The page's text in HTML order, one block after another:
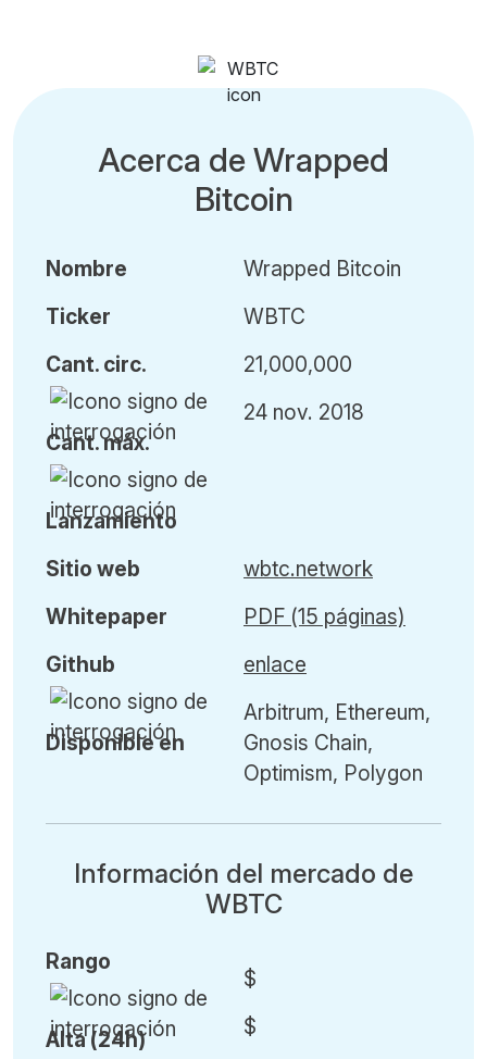
Acerca de Wrapped
Bitcoin
Nombre
Ticker
Cant. circ.
Cant.máx.
Lanzamiento
Wrapped Bitcoin
WBTC
21,000,000
24 nov. 2018
Sitio web
Whitepaper
Github
Disponible en
wbtc.network
PDF (15 páginas)
enlace
Arbitrum, Ethereum,
Gnosis Chain,
Optimism, Polygon
Información del mercado de
WBTC
Rango
Alta (24h)
$
$